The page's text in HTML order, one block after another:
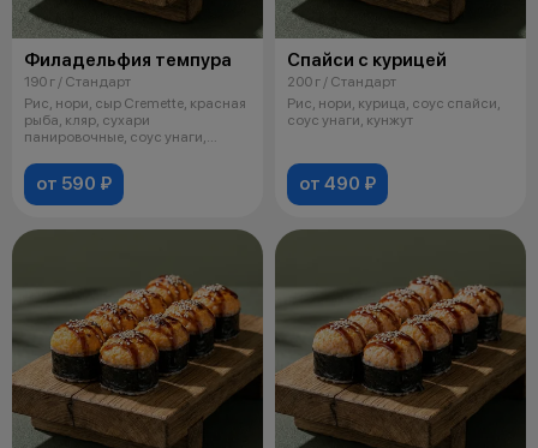
Филадельфия темпура
190 г / Стандарт
Рис, нори, сыр Cremette, красная
рыба, кляр, сухари
панировочные, соус унаги,
от 590 ₽
Спайси с курицей
200 г / Стандарт
Рис, нори, курица, соус спайси,
соус унаги, кунжут
от 490 ₽